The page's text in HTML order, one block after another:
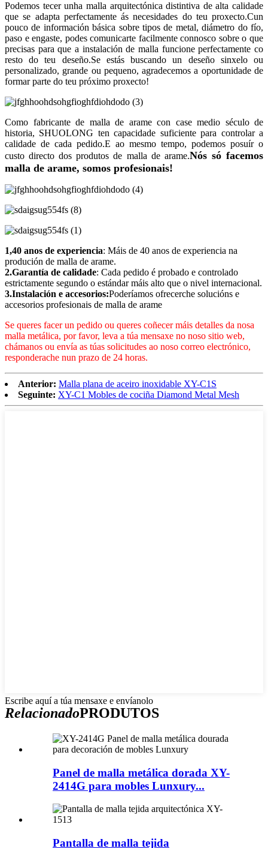
Podemos tecer unha malla arquitectónica distintiva de alta calidade
que se adapta perfectamente ás necesidades do teu proxecto.Cun
pouco de información básica sobre tipos de metal, diámetro do fío,
paso e engaste, podes comunicarte facilmente connosco sobre o que
precisas para que a instalación de malla funcione perfectamente co
resto do teu deseño.Se estás buscando un deseño sinxelo ou
personalizado, grande ou pequeno, agradecemos a oportunidade de
formar parte do teu próximo proxecto!
Como fabricante de malla de arame con case medio século de
historia, SHUOLONG ten capacidade suficiente para controlar a
calidade de cada pedido.E ao mesmo tempo, podemos posuír o
custo directo dos produtos de malla de arame.Nós só facemos
malla de arame, somos profesionais!
1,40 anos de experiencia: Máis de 40 anos de experiencia na
produción de malla de arame.
2.Garantía de calidade: Cada pedido é probado e controlado
estrictamente segundo o estándar máis alto que o nivel internacional.
3.Instalación e accesorios:Poderíamos ofrecerche solucións e
accesorios profesionais de malla de arame
Se queres facer un pedido ou queres coñecer máis detalles da nosa
malla metálica, por favor, leva a túa mensaxe no noso sitio web,
chámanos ou envía as túas solicitudes ao noso correo electrónico,
responderache nun prazo de 24 horas.
Anterior: Malla plana de aceiro inoxidable XY-C1S
Seguinte: XY-C1 Mobles de cociña Diamond Metal Mesh
Escribe aquí a túa mensaxe e envíanolo
RelacionadoPRODUTOS
Panel de malla metálica dorada XY-
2414G para mobles Lunxury...
Pantalla de malla tejida